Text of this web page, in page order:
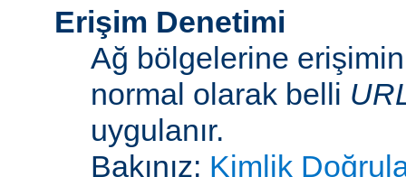
Erişim Denetimi
Ağ bölgelerine erişimin
normal olarak belli
uygulanır.
Bakınız: Kimlik